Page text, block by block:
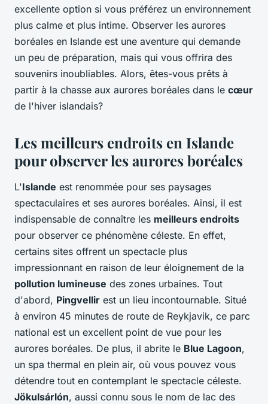
excellente option si vous préférez un environnement
plus calme et plus intime. Observer les aurores
boréales en Islande est une aventure qui demande
un peu de préparation, mais qui vous offrira des
souvenirs inoubliables. Alors, êtes-vous prêts à
partir à la chasse aux aurores boréales dans le cœur
de l'hiver islandais?
Les meilleurs endroits en Islande
pour observer les aurores boréales
L'Islande est renommée pour ses paysages
spectaculaires et ses aurores boréales. Ainsi, il est
indispensable de connaître les meilleurs endroits
pour observer ce phénomène céleste. En effet,
certains sites offrent un spectacle plus
impressionnant en raison de leur éloignement de la
pollution lumineuse des zones urbaines. Tout
d'abord, Pingvellir est un lieu incontournable. Situé
à environ 45 minutes de route de Reykjavik, ce parc
national est un excellent point de vue pour les
aurores boréales. De plus, il abrite le Blue Lagoon,
un spa thermal en plein air, où vous pouvez vous
détendre tout en contemplant le spectacle céleste.
Jökulsárlón, aussi connu sous le nom de lac des